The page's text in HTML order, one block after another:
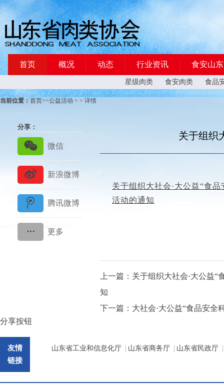
首页 概况 动态 行业资讯 食安山东
星级肉类 食安肉类 食品
当前位置： 首页>>公益活动 > > 详情
分享：
关于组织
关于组织大社会·大公益“食
活动的通知
上一篇： 关于组织大社会·大公益“
知
下一篇： 大社会·大公益“食品安全
分享按钮
友情
链接
山东省工业和信息化厅 山东省商务厅 山东省民政厅